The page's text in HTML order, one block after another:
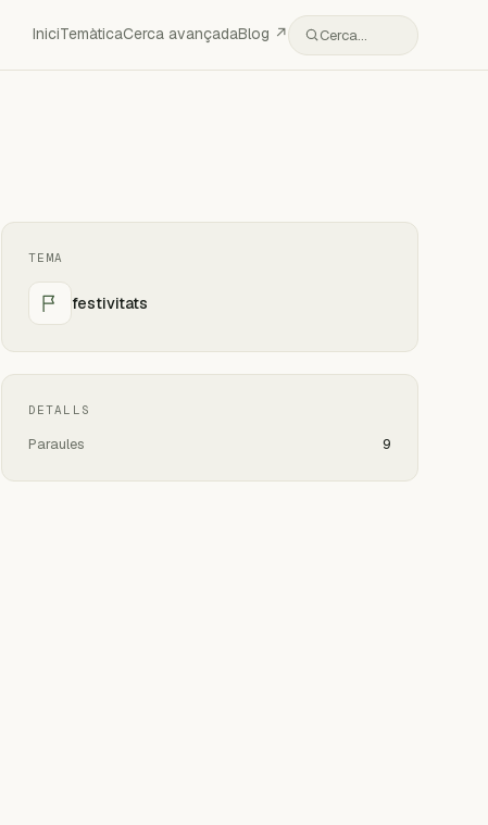
IniciTemàticaCerca avançadaBlog ↗ Cerca…
TEMA
festivitats
DETALLS
Paraules 9